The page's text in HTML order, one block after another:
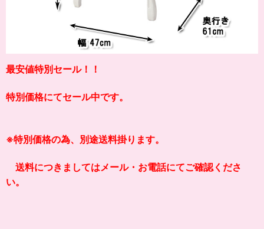
最安値特別セール！！
特別価格にてセール中です。
※特別価格の為、別途送料掛ります。
送料につきましてはメール・お電話にてご確認くださ
い。